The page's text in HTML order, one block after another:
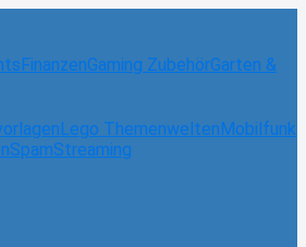
FinanzenGaming ZubehörGarten &
Lego ThemenweltenMobilfunk
SpamStreaming